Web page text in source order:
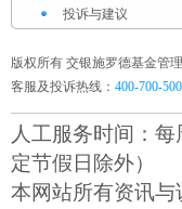
投诉与建议
版权所有 交银施罗德基金管理
客服及投诉热线： 400-700-
人工服务时间：
定节假日除外）
本网站所有资讯